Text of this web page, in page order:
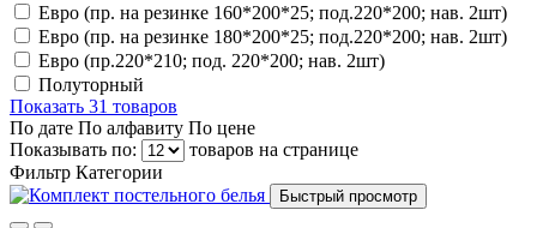
Евро (пр. на резинке 160*200*25; под.220*200; нав. 2шт)
Евро (пр. на резинке 180*200*25; под.220*200; нав. 2шт)
Евро (пр.220*210; под. 220*200; нав. 2шт)
Полуторный
Показать 31 товаров
По дате По алфавиту По цене
Показывать по:
товаров на странице
Фильтр Категории
Быстрый просмотр